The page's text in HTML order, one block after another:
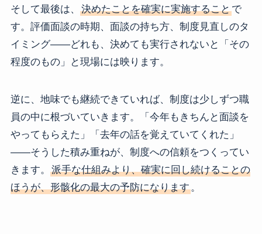
そして最後は、 決めたことを確実に実施することで
す。評価面談の時期、面談の持ち方、制度見直しのタ
イミング――どれも、決めても実行されないと「その
程度のもの」と現場には映ります。
逆に、地味でも継続できていれば、制度は少しずつ職
員の中に根づいていきます。「今年もきちんと面談を
やってもらえた」「去年の話を覚えていてくれた」
――そうした積み重ねが、制度への信頼をつくってい
きます。
派手な仕組みより、確実に回し続けることの
ほうが、形骸化の最大の予防になります。